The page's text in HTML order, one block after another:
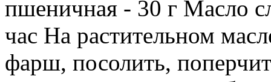
пшеничная - 30 г Масло
час На растительном
фарш, посолить,